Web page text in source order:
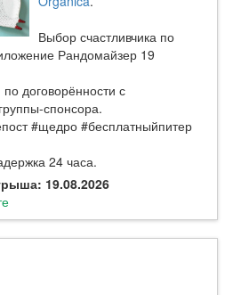
Выбор счастливчика по
Рандомайзер 19
договорённости с
спонсора.
#щедро #бесплатныйпитер
24 часа.
19.08.2026